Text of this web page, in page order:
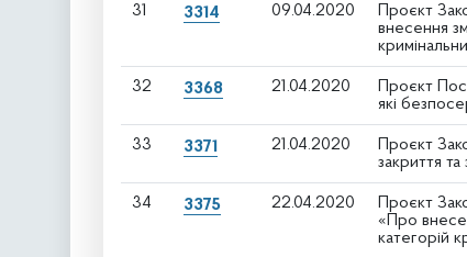
31 3314 09.04.2020
Проєкт
внесення
32 3368 21.04.2020
Проєкт
які
33 3371 21.04.2020
Проєкт
закриття
34 3375 22.04.2020
Проєкт
«Про
категорій